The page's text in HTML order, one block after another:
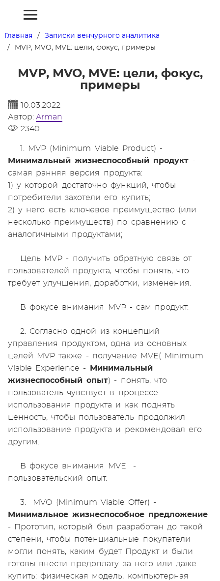
Главная
Записки венчурного аналитика
MVP, MVO, MVE: цели, фокус, примеры
MVP, MVO, MVE: цели, фокус,
примеры
10.03.2022
Автор: Arman
2340
1. MVP (Minimum Viable Product) -
Минимальный жизнеспособный продукт -
самая ранняя версия продукта:
1) у которой достаточно функций, чтобы
потребители захотели его купить;
2) у него есть ключевое преимущество (или
несколько преимуществ) по сравнению с
аналогичными продуктами;
Цель MVP - получить обратную связь от
пользователей продукта, чтобы понять, что
требует улучшения, доработки, изменения.
В фокусе внимания MVP - сам продукт.
2. Согласно одной из концепций
управления продуктом, одна из основных
целей MVP также - получение MVE( Minimum
Viable Experience -
Минимальный
жизнеспособный опыт) - понять, что
пользователь чувствует в процессе
использования продукта и как поднять
ценность, чтобы пользователь продолжил
использование продукта и рекомендовал его
другим.
В фокусе внимания MVE -
пользовательский опыт.
3. MVO (Minimum Viable Offer) -
Минимальное жизнеспособное предложение
- Прототип, который был разработан до такой
степени, чтобы потенциальные покупатели
могли понять, каким будет Продукт и были
готовы внести предоплату за него или даже
купить: физическая модель, компьютерная